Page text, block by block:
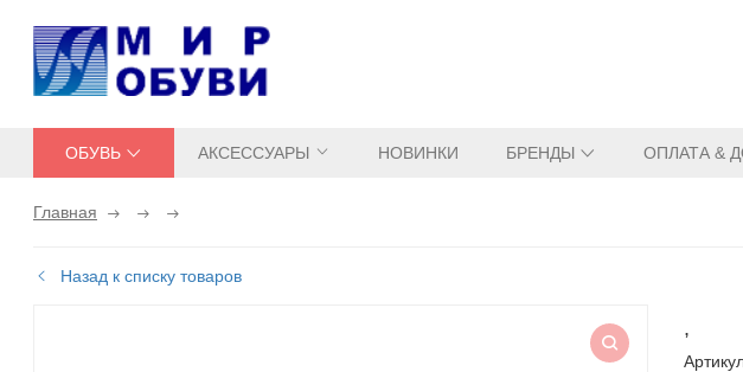
ОБУВЬ АКСЕССУАРЫ НОВИНКИ БРЕНДЫ ОПЛАТА &
Главная
Назад к списку товаров
,